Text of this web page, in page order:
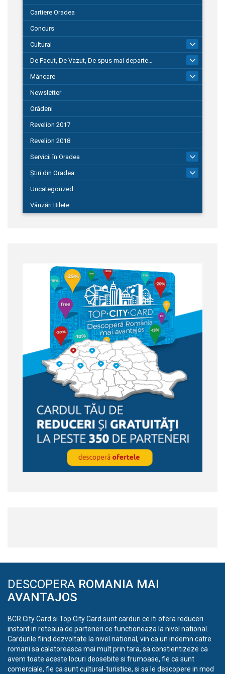
Cartiere Oradea
Concurs
Cultural
De Facut, De Vazut, De spus mai departe…
580
Mâncare
Newsletter
Orădeni
Revelion 2017
Revelion 2018
Servicii în Oradea
Știri din Oradea
Uncategorized
Vânzări Bilete
DESCOPERA ROMANIA MAI
AVANTAJOS
BCR City Card si Top City Card sunt carduri ce iti ofera reduceri
instant in reteaua de parteneri ce functioneaza la nivel national.
Cardurile fiind dezvoltate la nivel national, vin ca un indemn catre
romani sa calatoreasca mai mult prin tara, sa constientizeze ca
avem toate aceste locuri deosebite si frumoase, fie ca sunt
comerciale, fie ca sunt cultural-turistice, si sa le descopere in mod